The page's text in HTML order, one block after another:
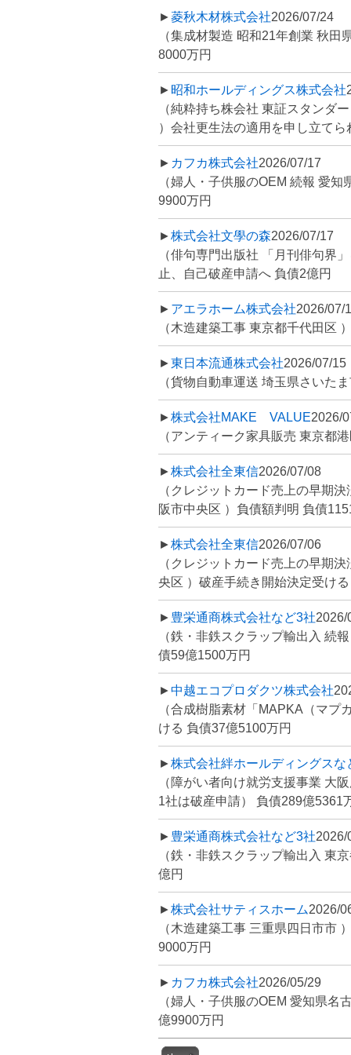
►菱秋木材株式会社2026/07/24
（集成材製造 昭和21年創業 秋
8000万円
► 昭和ホールディングス株式会社
（純粋持ち株会社 東証スタンダ
）会社更生法の適用を申し立て
► カフカ株式会社2026/07/17
（婦人・子供服のOEM 続報 愛
9900万円
►株式会社文學の森2026/07/17
（俳句専門出版社 「月刊俳句界
止、自己破産申請へ 負債2億円
► アエラホーム株式会社2026/07/
（木造建築工事 東京都千代田区
►東日本流通株式会社2026/07/15
（貨物自動車運送 埼玉県さいた
►株式会社MAKE VALUE2026/
（アンティーク家具販売 東京都
►株式会社全東信2026/07/08
（クレジットカード売上の早期
阪市中央区 ）負債額判明 負債
►株式会社全東信2026/07/06
（クレジットカード売上の早期
央区 ）破産手続き開始決定受け
► 豊栄通商株式会社など3社2026/
（鉄・非鉄スクラップ輸出入 続
債59億1500万円
►中越エコプロダクツ株式会社
（合成樹脂素材「MAPKA（マプ
ける 負債37億5100万円
►株式会社絆ホールディングスな
（障がい者向け就労支援事業 大
1社は破産申請） 負債289億5361
► 豊栄通商株式会社など3社2026/
（鉄・非鉄スクラップ輸出入 東
億円
►株式会社サティスホーム2026/
（木造建築工事 三重県四日市市
9000万円
► カフカ株式会社2026/05/29
（婦人・子供服のOEM 愛知県名
億9900万円